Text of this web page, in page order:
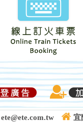
ete@ete.com.tw 宜